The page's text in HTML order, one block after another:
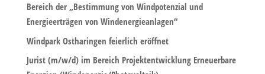
Bereich der „Bestimmung von Windpotenzial und
Energieerträgen von Windenergieanlagen“
Windpark Ostharingen feierlich eröffnet
Jurist (m/w/d) im Bereich Projektentwicklung Erneuerbare